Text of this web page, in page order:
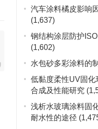
汽车涂料橘皮影响
(1,637)
钢结构涂层防护
(1,602)
水包砂多彩涂料的
低黏度柔性UV固化
合成及性能研究
浅析水玻璃涂料固
耐水性的途径